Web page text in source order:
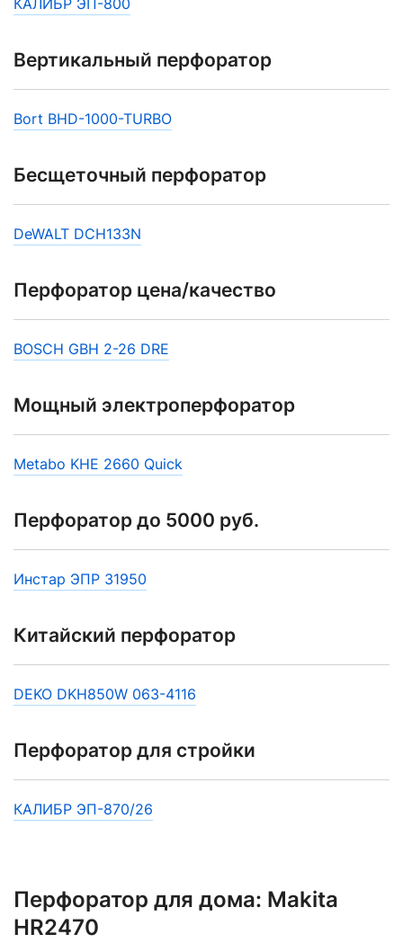
КАЛИБР ЭП-800
Вертикальный перфоратор
Bort BHD-1000-TURBO
Бесщеточный перфоратор
DeWALT DCH133N
Перфоратор цена/качество
BOSCH GBH 2-26 DRE
Мощный электроперфоратор
Metabo KHE 2660 Quick
Перфоратор до 5000 руб.
Инстар ЭПР 31950
Китайский перфоратор
DEKO DKH850W 063-4116
Перфоратор для стройки
КАЛИБР ЭП-870/26
Перфоратор для дома: Makita
HR2470